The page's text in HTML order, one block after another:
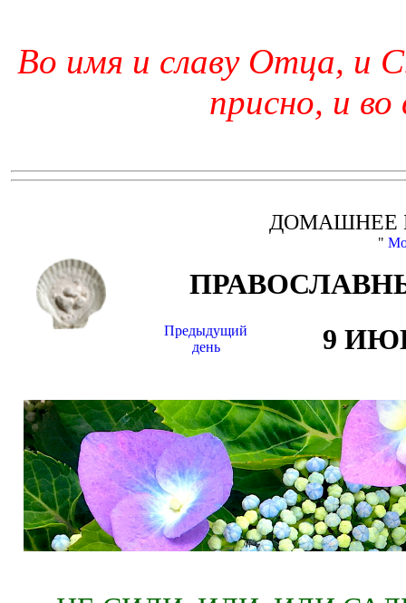
Во имя и славу Отца, и
присно, и во
ДОМАШНЕЕ
"
Предыдущий
день
9